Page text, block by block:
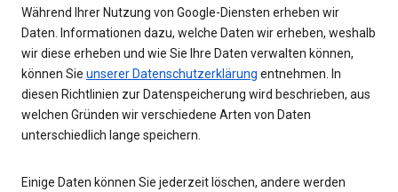
Während Ihrer Nutzung von Google-Diensten erheben wir
Daten. Informationen dazu, welche Daten wir erheben, weshalb
wir diese erheben und wie Sie Ihre Daten verwalten können,
können Sie unserer Datenschutzerklärung entnehmen. In
diesen Richtlinien zur Datenspeicherung wird beschrieben, aus
welchen Gründen wir verschiedene Arten von Daten
unterschiedlich lange speichern.
Einige Daten können Sie jederzeit löschen, andere werden